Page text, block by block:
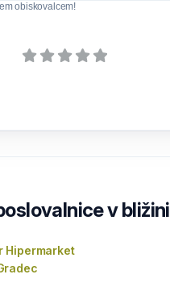
obiskovalcem!
v bližini
Hipermarket